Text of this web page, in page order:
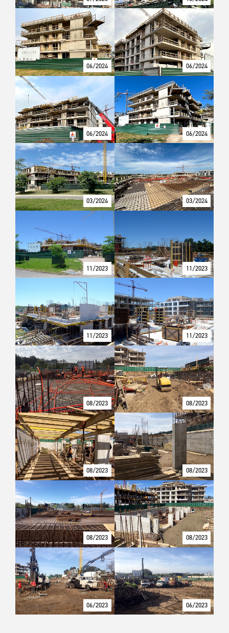
06/2024 06/2024
06/2024 06/2024
03/2024 03/2024
11/2023 11/2023
11/2023 11/2023
08/2023 08/2023
08/2023 08/2023
08/2023 08/2023
06/2023 06/2023